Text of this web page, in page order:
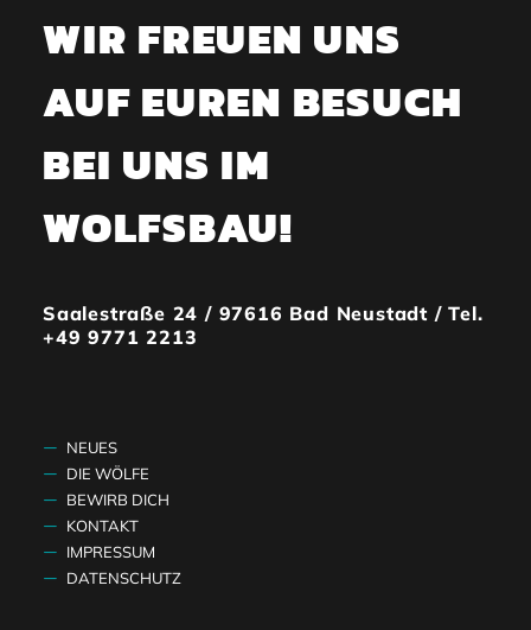
WIR FREUEN UNS
AUF EUREN BESUCH
BEI UNS IM
WOLFSBAU!
Saalestraße 24 / 97616 Bad Neustadt / Tel.
+49 9771 2213
NEUES
DIE WÖLFE
BEWIRB DICH
KONTAKT
IMPRESSUM
DATENSCHUTZ